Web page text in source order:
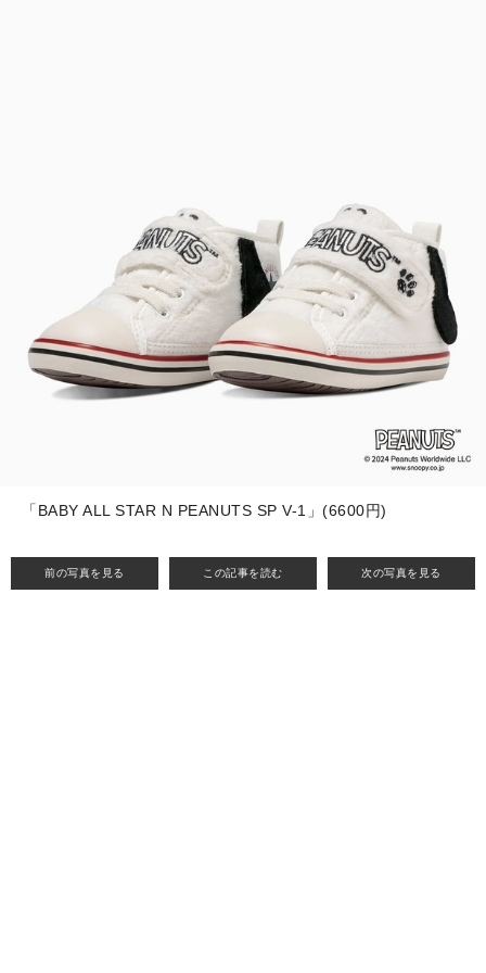
前の写真を見る この記事を読む 次の写真を見る
「BABY ALL STAR N PEANUTS SP V-1」(6600円)